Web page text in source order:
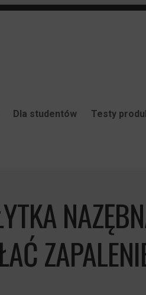
Dla studentów Testy